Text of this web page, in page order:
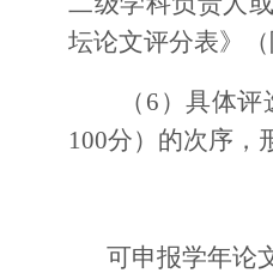
坛论文评分表》
（6）具体
100分）的次序，
可申报学年论